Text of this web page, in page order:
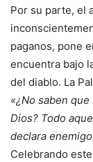
Por su parte, el
paganos, pone
encuentra bajo
del diablo. La
«¿No saben
Dios? Todo
declara
Celebrando